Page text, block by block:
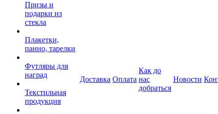
Призы и
подарки из
стекла
Плакетки,
панно, тарелки
Футляры для
наград
Текстильная
продукция
Доставка Оплата
Как до
нас
добраться
Новости